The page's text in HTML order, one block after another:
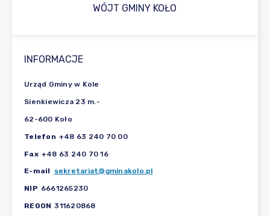
WÓJT GMINY KOŁO
INFORMACJE
Urząd Gminy w Kole
Sienkiewicza 23 m.-
62-600 Koło
Telefon +48 63 240 70 00
Fax +48 63 240 70 16
E-mail sekretariat@gminakolo.pl
NIP 6661265230
REGON 311620868